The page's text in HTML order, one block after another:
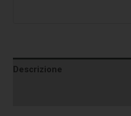
Descrizione